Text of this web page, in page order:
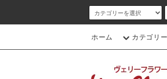
ホーム カテゴリ